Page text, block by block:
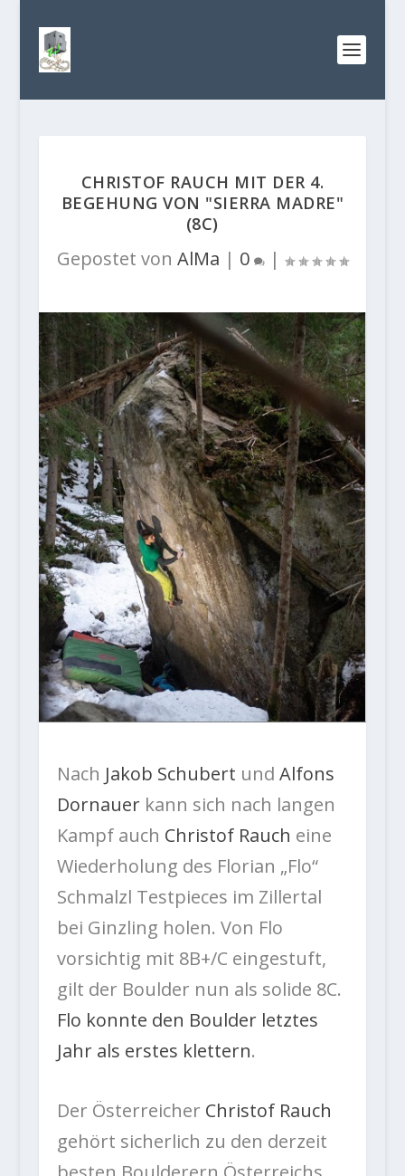
CHRISTOF RAUCH MIT DER 4.
BEGEHUNG VON "SIERRA MADRE"
(8C)
Gepostet von AlMa | 0 |
Nach Jakob Schubert und Alfons
Dornauerkann sich nach langen
Kampf auch Christof Rauch eine
Wiederholung des Florian „Flo“
Schmalzl Testpieces im Zillertal
bei Ginzling holen. Von Flo
vorsichtig mit 8B+/C eingestuft,
gilt der Boulder nun als solide 8C.
Flo konnte den Boulder letztes
Jahr als erstes klettern.
Der Österreicher Christof Rauch
gehört sicherlich zu den derzeit